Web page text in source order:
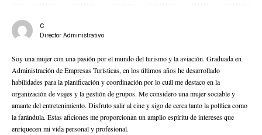
C
Director Administrativo
Soy una mujer con una pasión por el mundo del turismo y la aviación. Graduada en
Administración de Empresas Turísticas, en los últimos años he desarrollado
habilidades para la planificación y coordinación por lo cuál me destaco en la
organización de viajes y la gestión de grupos. Me considero una mujer sociable y
amante del entretenimiento. Disfruto salir al cine y sigo de cerca tanto la política como
la farándula. Estas aficiones me proporcionan un amplio espíritu de intereses que
enriquecen mi vida personal y profesional.